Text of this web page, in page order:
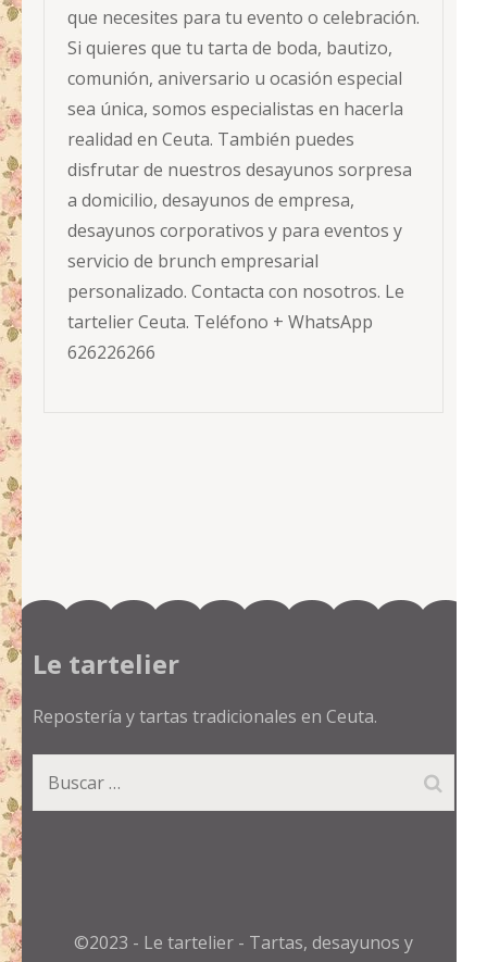
que necesites para tu evento o celebración.
Si quieres que tu tarta de boda, bautizo,
comunión, aniversario u ocasión especial
sea única, somos especialistas en hacerla
realidad en Ceuta. También puedes
disfrutar de nuestros desayunos sorpresa
a domicilio, desayunos de empresa,
desayunos corporativos y para eventos y
servicio de brunch empresarial
personalizado. Contacta con nosotros. Le
tartelier Ceuta. Teléfono + WhatsApp
626226266
Le tartelier
Repostería y tartas tradicionales en Ceuta.
Buscar:
©2023 - Le tartelier - Tartas, desayunos y